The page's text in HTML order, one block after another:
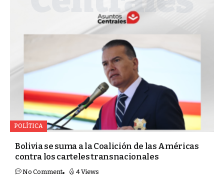
POLÍTICA
Bolivia se suma a la Coalición de las Américas
contra los carteles transnacionales
No Comment 4 Views